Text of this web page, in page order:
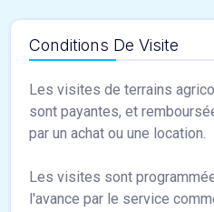
Conditions De Visite
Les visites de terrains
sont payantes, et
par un achat ou une location.
Les visites sont
l'avance par le service